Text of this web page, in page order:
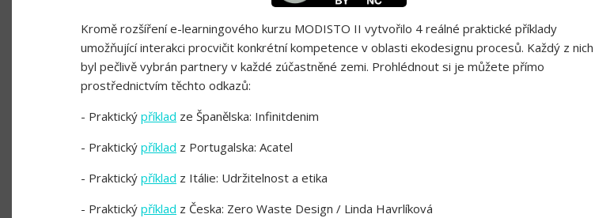
Kromě rozšíření e-learningového kurzu MODISTO II vytvořilo 4 reálné praktické příklady
umožňující interakci procvičit konkrétní kompetence v oblasti ekodesignu procesů. Každý z nich
byl pečlivě vybrán partnery v každé zúčastněné zemi. Prohlédnout si je můžete přímo
prostřednictvím těchto odkazů:
- Praktický příklad ze Španělska: Infinitdenim
- Praktický příklad z Portugalska: Acatel
- Praktický příklad z Itálie: Udržitelnost a etika
- Praktický příklad z Česka: Zero Waste Design / Linda Havrlíková